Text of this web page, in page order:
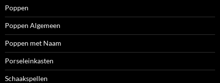
Poppen
Poppen Algemeen
Poppen met Naam
Porseleinkasten
Schaakspellen